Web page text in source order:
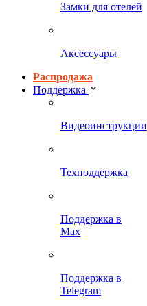
Замки для отелей
Аксессуары
Распродажа
Поддержка
Видеоинструкции
Техподдержка
Поддержка в
Max
Поддержка в
Telegram